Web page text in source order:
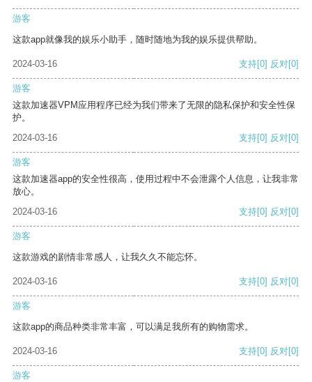
游客
这款app就像我的娱乐小助手，随时随地为我的娱乐提供帮助。
2024-03-16 支持[0] 反对[0]
游客
这款加速器VPM应用程序已经为我们带来了无限的隐私保护和安全性保
护。
2024-03-16
支持[0] 反对[0]
游客
这款加速器app的安全性很高，使用过程中不会泄露个人信息，让我非常
放心。
2024-03-16
支持[0] 反对[0]
游客
这款游戏的剧情非常感人，让我久久不能忘怀。
2024-03-16 支持[0] 反对[0]
游客
这款app的商品种类非常丰富，可以满足我所有的购物需求。
2024-03-16 支持[0] 反对[0]
游客